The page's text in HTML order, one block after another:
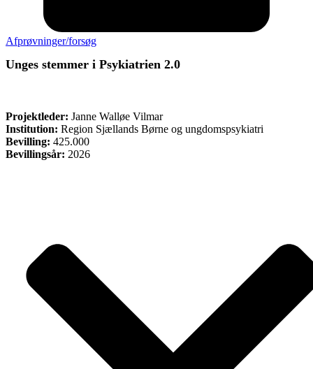
Afprøvninger/forsøg
Unges stemmer i Psykiatrien 2.0
Projektleder: Janne Walløe Vilmar
Institution: Region Sjællands Børne og ungdomspsykiatri
Bevilling: 425.000
Bevillingsår: 2026